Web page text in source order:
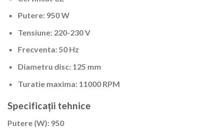
Putere:950 W
Tensiune:220-230 V
Frecventa:50 Hz
Diametru disc: 125 mm
Turatie maxima:11000 RPM
Specificații tehnice
Putere (W): 950